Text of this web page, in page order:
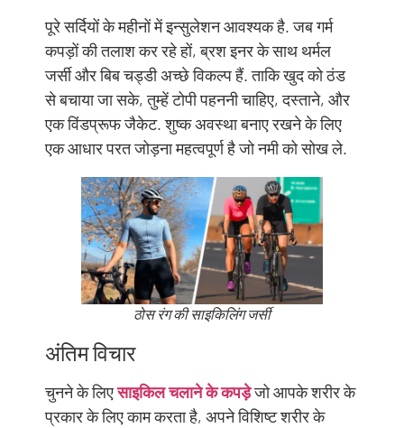
पूरे सर्दियों के महीनों में इन्सुलेशन आवश्यक है. जब गर्म
कपड़ों की तलाश कर रहे हों, ब्रश इनर के साथ थर्मल
जर्सी और बिब चड्डी अच्छे विकल्प हैं. ताकि खुद को ठंड
से बचाया जा सके, तुम्हें टोपी पहननी चाहिए, दस्ताने, और
एक विंडप्रूफ जैकेट. शुष्क अवस्था बनाए रखने के लिए
एक आधार परत जोड़ना महत्वपूर्ण है जो नमी को सोख ले.
ठोस रंग की साइकिलिंग जर्सी
अंतिम विचार
चुनने के लिएसाइकिल चलाने के कपड़ेजो आपके शरीर के
प्रकार के लिए काम करता है, अपने विशिष्ट शरीर के